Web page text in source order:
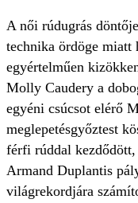
A női rúdugrás
technika ördöge miatt
egyértelműen
Molly Caudery a
egyéni csúcsot elérő
meglepetésgyőztest
férfi rúddal
Armand Duplantis
világrekordjára